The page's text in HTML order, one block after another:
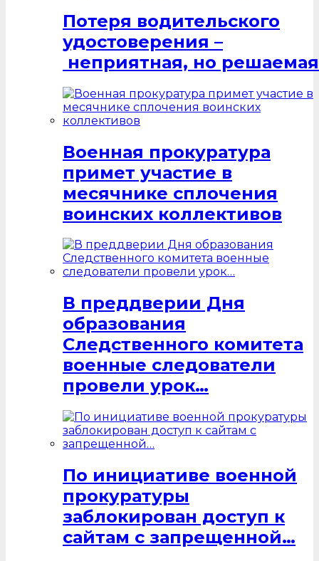
Потеря водительского
удостоверения –
неприятная, но
Военная прокуратура
примет участие в
месячнике сплочения
воинских коллективов
В преддверии Дня
образования
Следственного комитета
военные следователи
провели урок…
По инициативе военной
прокуратуры
заблокирован доступ к
сайтам с запрещенной…